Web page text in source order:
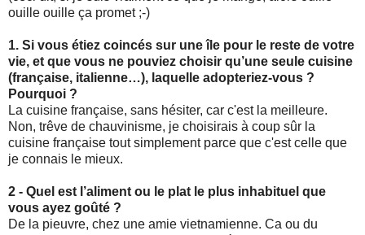
ouille ouille ça promet ;-)
1. Si vous étiez coincés sur une île pour le reste de votre
vie, et que vous ne pouviez choisir qu’une seule cuisine
(française, italienne…), laquelle adopteriez-vous ?
Pourquoi ?
La cuisine française, sans hésiter, car c'est la meilleure.
Non, trêve de chauvinisme, je choisirais à coup sûr la
cuisine française tout simplement parce que c'est celle que
je connais le mieux.
2 - Quel est l’aliment ou le plat le plus inhabituel que
vous ayez goûté ?
De la pieuvre, chez une amie vietnamienne. Ca ou du